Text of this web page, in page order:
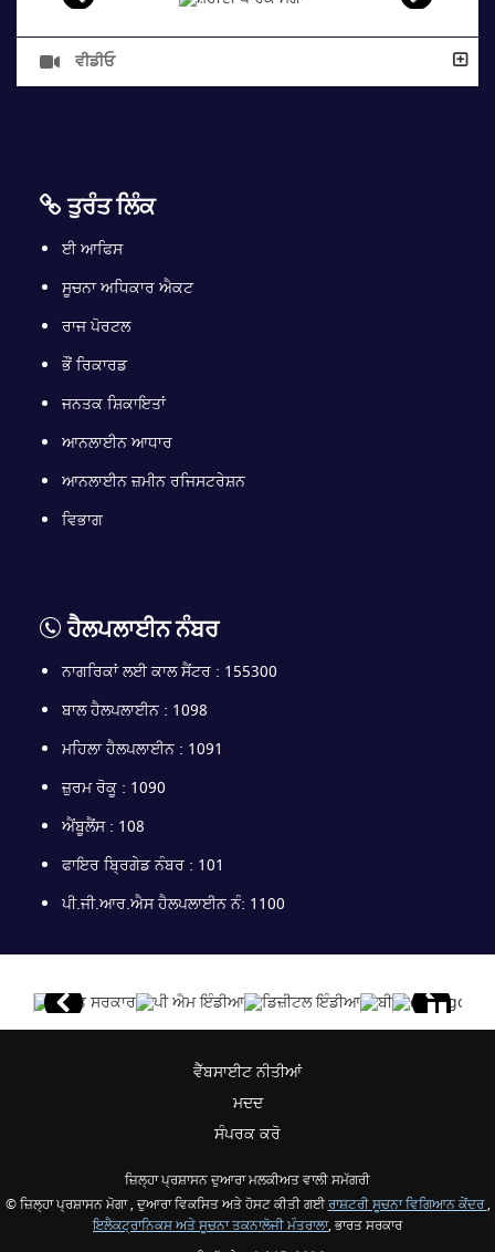
ਵੀਡੀਓ
ਤੁਰੰਤ ਲਿੰਕ
ਈ ਆਫਿਸ
ਸੂਚਨਾ ਅਧਿਕਾਰ ਐਕਟ
ਰਾਜ ਪੋਰਟਲ
ਭੌਂ ਰਿਕਾਰਡ
ਜਨਤਕ ਸ਼ਿਕਾਇਤਾਂ
ਆਨਲਾਈਨ ਆਧਾਰ
ਆਨਲਾਈਨ ਜ਼ਮੀਨ ਰਜਿਸਟਰੇਸ਼ਨ
ਵਿਭਾਗ
ਹੈਲਪਲਾਈਨ ਨੰਬਰ
ਨਾਗਰਿਕਾਂ ਲਈ ਕਾਲ ਸੈਂਟਰ : 155300
ਬਾਲ ਹੈਲਪਲਾਈਨ : 1098
ਮਹਿਲਾ ਹੈਲਪਲਾਈਨ : 1091
ਜ਼ੁਰਮ ਰੋਕੂ : 1090
ਐਂਬੂਲੈਂਸ : 108
ਫਾਇਰ ਬ੍ਰਿਗੇਡ ਨੰਬਰ : 101
ਪੀ.ਜੀ.ਆਰ.ਐਸ ਹੈਲਪਲਾਈਨ ਨੰ: 1100
ਵੈੱਬਸਾਈਟ ਨੀਤੀਆਂ
ਮਦਦ
ਸੰਪਰਕ ਕਰੋ
ਜ਼ਿਲ੍ਹਾ ਪ੍ਰਸ਼ਾਸਨ ਦੁਆਰਾ ਮਲਕੀਅਤ ਵਾਲੀ ਸਮੱਗਰੀ
© ਜ਼ਿਲ੍ਹਾ ਪ੍ਰਸ਼ਾਸਨ ਮੋਗਾ , ਦੁਆਰਾ ਵਿਕਸਿਤ ਅਤੇ ਹੋਸਟ ਕੀਤੀ ਗਈਰਾਸ਼ਟਰੀ ਸੂਚਨਾ ਵਿਗਿਆਨ ਕੇਂਦਰ,
ਇਲੈਕਟ੍ਰਾਨਿਕਸ ਅਤੇ ਸੂਚਨਾ ਤਕਨਾਲੋਜੀ ਮੰਤਰਾਲਾ, ਭਾਰਤ ਸਰਕਾਰ